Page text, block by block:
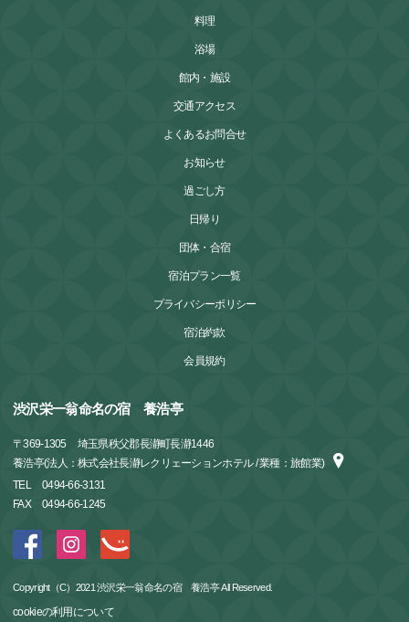
料理
浴場
館内・施設
交通アクセス
よくあるお問合せ
お知らせ
過ごし方
日帰り
団体・合宿
宿泊プラン一覧
プライバシーポリシー
宿泊約款
会員規約
渋沢栄一翁命名の宿 養浩亭
〒369-1305
埼玉県秩父郡長瀞町長瀞1446
養浩亭(法人：株式会社長瀞レクリェーションホテル / 業種：旅館業)
TEL
0494-66-3131
FAX
0494-66-1245
Copyright（C）2021 渋沢栄一翁命名の宿 養浩亭 All Reserved.
cookieの利用について